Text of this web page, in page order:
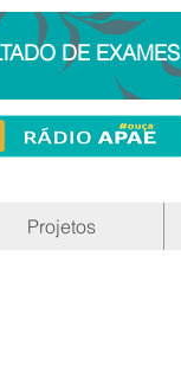
DE EXAMES
Projetos